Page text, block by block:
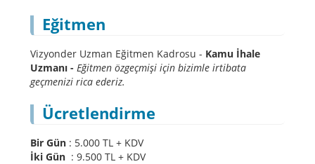
Eğitmen
Vizyonder Uzman Eğitmen Kadrosu - Kamu İhale
Uzmanı - Eğitmen özgeçmişi için bizimle irtibata
geçmenizi rica ederiz.
Ücretlendirme
Bir Gün : 5.000 TL + KDV
İki Gün : 9.500 TL + KDV